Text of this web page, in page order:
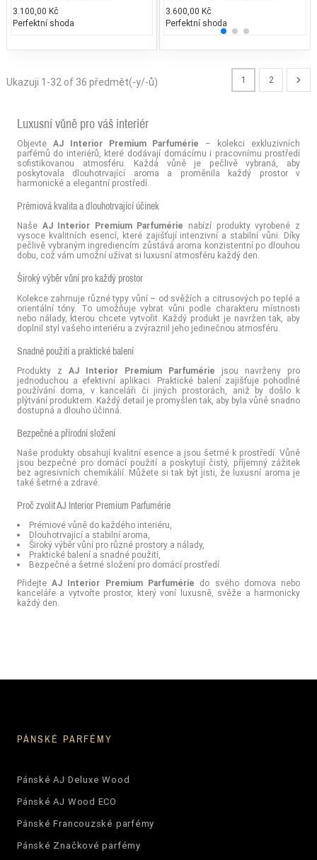
3.100,00 Kč
Perfektní shoda
3.600,00 Kč
Perfektní shoda
Ukazuji 1-32 of 36 předmět(-y/-ů) 1 2
Luxusní vůně pro váš interiér
Objevte AJ Interior Premium Parfumérie – kolekci exkluzivních
parfémů do interiérů, které dodávají domácímu i pracovnímu prostředí
sofistikovanou atmosféru. Každá vůně je pečlivě vybraná, aby
poskytovala dlouhotrvající aroma a proměnila každý prostor v
harmonické a elegantní prostředí.
Prémiová kvalita a dlouhotrvající účinek
Naše AJ Interior Premium Parfumérie nabízí produkty vyrobené z
vysoce kvalitních esencí, které zajišťují intenzivní a stabilní vůni. Díky
pečlivě vybraným ingrediencím zůstává aroma konzistentní po dlouhou
dobu, což vám umožní užívat si luxusní atmosféru každý den.
Široký výběr vůní pro každý prostor
Kolekce zahrnuje různé typy vůní – od svěžích a citrusových po teplé a
orientální tóny. To umožňuje vybrat vůni podle charakteru místnosti
nebo nálady, kterou chcete vytvořit. Každý produkt je navržen tak, aby
doplnil styl vašeho interiéru a zvýraznil jeho jedinečnou atmosféru.
Snadné použití a praktické balení
Produkty z AJ Interior Premium Parfumérie jsou navrženy pro
jednoduchou a efektivní aplikaci. Praktické balení zajišťuje pohodlné
používání doma, v kanceláři či jiných prostorách, aniž by došlo k
plýtvání produktem. Každý detail je promyšlen tak, aby byla vůně snadno
dostupná a dlouho účinná.
Bezpečné a přírodní složení
Naše produkty obsahují kvalitní esence a jsou šetrné k prostředí. Vůně
jsou bezpečné pro domácí použití a poskytují čistý, příjemný zážitek
bez agresivních chemikálií. Můžete si tak být jisti, že luxusní aroma je
také šetrné a zdravé.
Proč zvolit AJ Interior Premium Parfumérie
Prémiové vůně do každého interiéru,
Dlouhotrvající a stabilní aroma,
Široký výběr vůní pro různé prostory a nálady,
Praktické balení a snadné použití,
Bezpečné a šetrné složení pro domácí prostředí.
PřidejteAJ Interior Premium Parfumérie do svého domova nebo
kanceláře a vytvořte prostor, který voní luxusně, svěže a harmonicky
každý den.
PÁNSKÉ PARFÉMY
Pánské AJ Deluxe Wood
Pánské AJ Wood ECO
Pánské Francouzské parfémy
Pánské Značkové parfémy